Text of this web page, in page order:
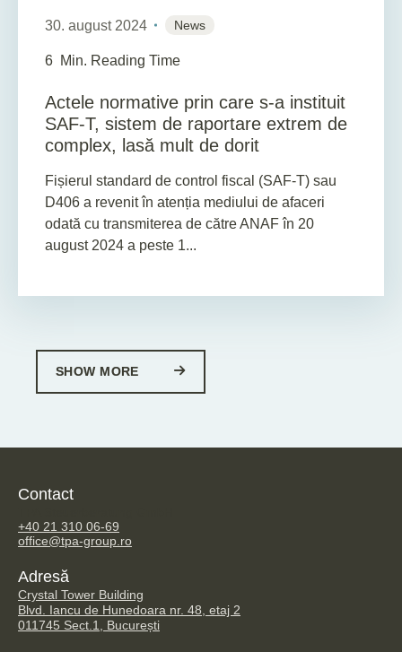
30. august 2024 News
6 Min. Reading Time
Actele normative prin care s-a instituit
SAF-T, sistem de raportare extrem de
complex, lasă mult de dorit
Fișierul standard de control fiscal (SAF-T) sau
D406 a revenit în atenția mediului de afaceri
odată cu transmiterea de către ANAF în 20
august 2024 a peste 1...
SHOW MORE
Contact
+40 21 310 06-69
office@tpa-group.ro
Adresă
Crystal Tower Building
Blvd. Iancu de Hunedoara nr. 48, etaj 2
011745 Sect.1, București